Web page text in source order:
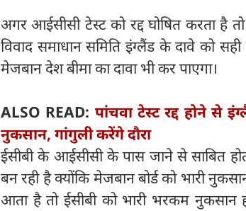
अगर आईसीसी टेस्ट को रद्द घोषित करता है
विवाद समाधान समिति इंग्लैंड के दावे को
मेजबान देश बीमा का दावा भी कर पाएगा।
ALSO READ: पांचवा टेस्ट रद्द होने से
नुकसान, गांगुली करेंगे दौरा
ईसीबी के आईसीसी के पास जाने से साबित
बन रही है क्योंकि मेजबान बोर्ड को भारी
आता है तो ईसीबी को भारी भरकम नुकसान